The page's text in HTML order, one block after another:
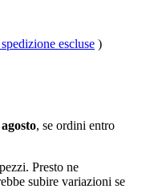
escluse )
, se ordini entro
Presto ne
subire variazioni se